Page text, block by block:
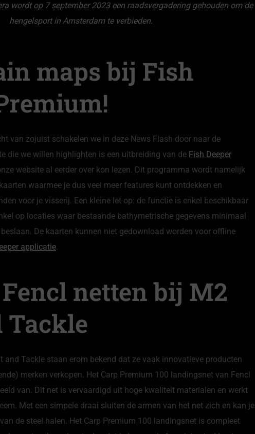
wordt op 7 september 2023 een raadsvergadering gehouden om de
hengelsport in Amsterdam te verbieden.
maps bij Fish
van zojuist schakelen we in deze News Flash door naar de
die we willen highlighten is een uitbreiding van de Fish Deeper
website al eerder over kon lezen. Dit programma wordt namelijk
waarmee je dus veel meer features kunt ontdekken en
voor je visserij. Een kleine let op: de functie is enkel beschikbaar
op locaties waar bestaande bathymetrische gegevens minimaal
De kaarten kunnen niet gedownload worden voor offline
applicatie
netten bij M2
Tackle
and Tackle staan erom bekend dat ze vaak innovatieve producten
merken verkopen. Het Carp Premium 100 landingsnet van Fencl
van. Dit net is vervaardigd uit hoge kwaliteit materialen en werkt
Met een simpele draai sluiten de armen van het net zich en kan je
de steel halen. Het Carp Premium 100 landingsnet is compleet